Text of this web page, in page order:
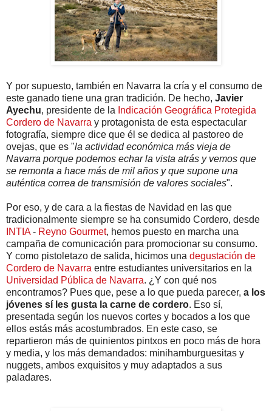
Y por supuesto, también en Navarra la cría y el consumo de
este ganado tiene una gran tradición. De hecho, Javier
Ayechu, presidente de la Indicación Geográfica Protegida
Cordero de Navarra y protagonista de esta espectacular
fotografía, siempre dice que él se dedica al pastoreo de
ovejas, que es "la actividad económica más vieja de
Navarra porque podemos echar la vista atrás y vemos que
se remonta a hace más de mil años y que supone una
auténtica correa de transmisión de valores sociales".
Por eso, y de cara a la fiestas de Navidad en las que
tradicionalmente siempre se ha consumido Cordero, desde
INTIA- Reyno Gourmet, hemos puesto en marcha una
campaña de comunicación para promocionar su consumo.
Y como pistoletazo de salida, hicimos una degustación de
Cordero de Navarra entre estudiantes universitarios en la
Universidad Pública de Navarra. ¿Y con qué nos
encontramos? Pues que, pese a lo que pueda parecer, a los
jóvenes sí les gusta la carne de cordero. Eso sí,
presentada según los nuevos cortes y bocados a los que
ellos estás más acostumbrados. En este caso, se
repartieron más de quinientos pintxos en poco más de hora
y media, y los más demandados: minihamburguesitas y
nuggets, ambos exquisitos y muy adaptados a sus
paladares.